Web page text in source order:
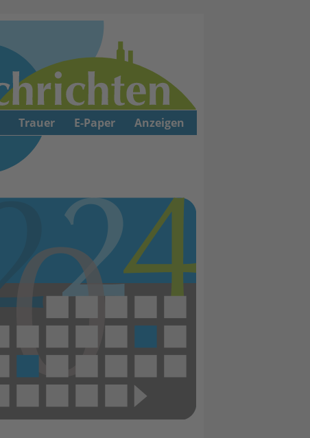
Trauer E-Paper Anzeigen